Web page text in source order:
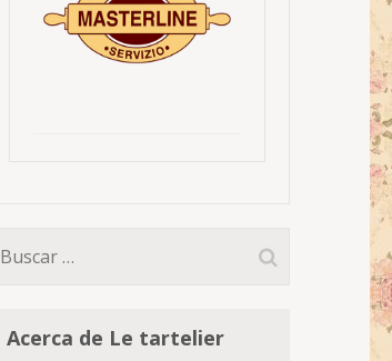
Buscar:
Acerca de Le tartelier